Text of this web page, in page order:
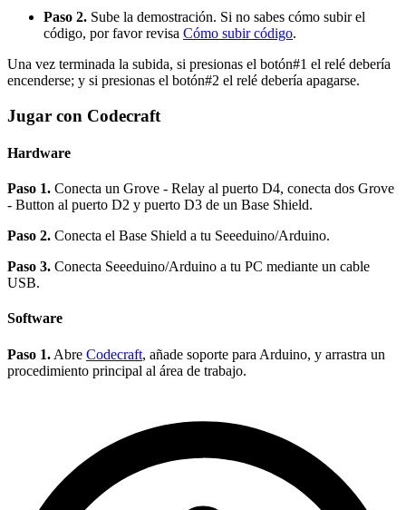
Paso 2. Sube la demostración. Si no sabes cómo subir el
código, por favor revisa Cómo subir código.
Una vez terminada la subida, si presionas el botón#1 el relé debería
encenderse; y si presionas el botón#2 el relé debería apagarse.
Jugar con Codecraft
Hardware
Paso 1. Conecta un Grove - Relay al puerto D4, conecta dos Grove
- Button al puerto D2 y puerto D3 de un Base Shield.
Paso 2. Conecta el Base Shield a tu Seeeduino/Arduino.
Paso 3. Conecta Seeeduino/Arduino a tu PC mediante un cable
USB.
Software
Paso 1. Abre Codecraft, añade soporte para Arduino, y arrastra un
procedimiento principal al área de trabajo.